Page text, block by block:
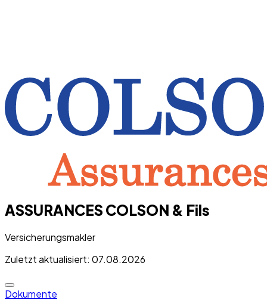
ASSURANCES COLSON & Fils
Versicherungsmakler
Zuletzt aktualisiert: 07.08.2026
Dokumente